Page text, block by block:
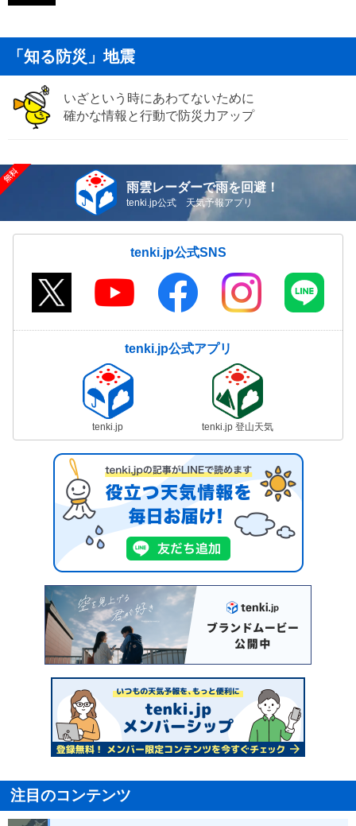
「知る防災」地震
いざという時にあわてないために
確かな情報と行動で防災力アップ
雨雲レーダーで雨を回避！
tenki.jp公式 天気予報アプリ
tenki.jp公式SNS
tenki.jp公式アプリ
tenki.jp tenki.jp 登山天気
注目のコンテンツ